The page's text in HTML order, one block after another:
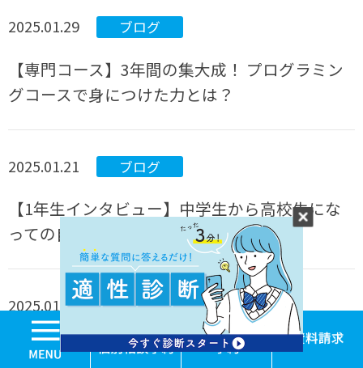
学校見学・個別相
体験入
2025.01.29 ブログ
【専門コース】3年間の集大成！ プログラミン
グコースで身につけた力とは？
2025.01.21 ブログ
【1年生インタビュー】中学生から高校生にな
っての自分の変化
2025.01.14 ブログ
【キャンパス生活】生徒・コーチの新年の抱負